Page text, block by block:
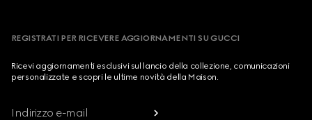
REGISTRATI PER RICEVERE AGGIORNAMENTI SU GUCCI
Ricevi aggiornamenti esclusivi sul lancio della collezione, comunicazioni
personalizzate e scopri le ultime novità della Maison.
Indirizzo e-mail